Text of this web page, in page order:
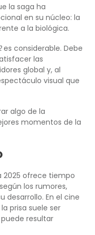
la saga ha
en su núcleo: la
a la biológica.
es considerable. Debe
las
global y, al
visual que
algo de la
momentos de la
2025 ofrece tiempo
los rumores,
desarrollo. En el cine
prisa suele ser
resultar